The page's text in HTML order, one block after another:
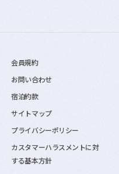
会員規約
お問い合わせ
宿泊約款
サイトマップ
プライバシーポリシー
カスタマーハラスメントに対
する基本方針